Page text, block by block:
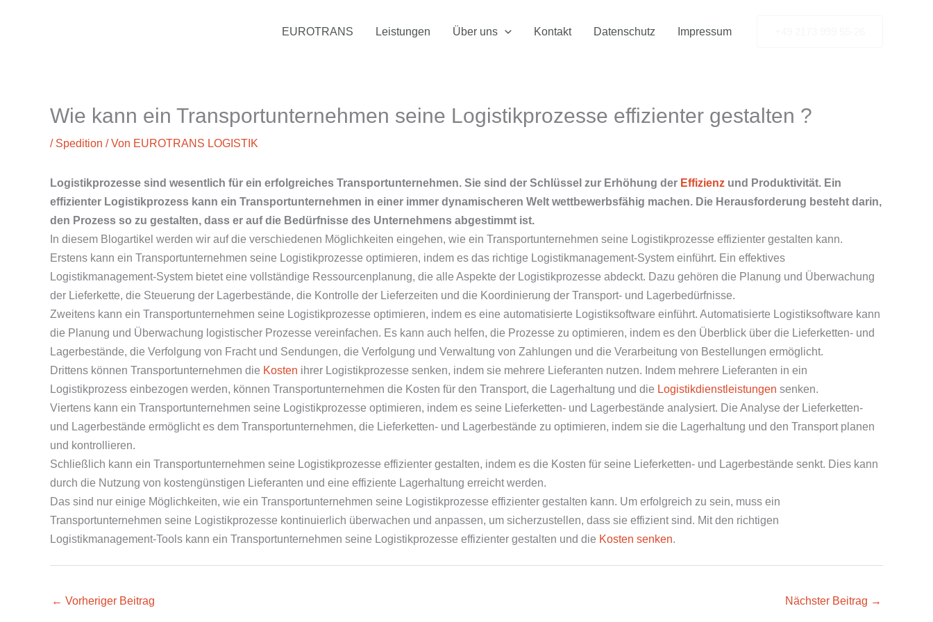
EUROTRANS Leistungen Über uns Kontakt Datenschutz Impressum
Wie kann ein Transportunternehmen seine Logistikprozesse effizienter gestalten ?
/ Spedition / Von EUROTRANS LOGISTIK
Logistikprozesse sind wesentlich für ein erfolgreiches Transportunternehmen. Sie sind der Schlüssel zur Erhöhung der Effizienz und Produktivität. Ein
effizienter Logistikprozess kann ein Transportunternehmen in einer immer dynamischeren Welt wettbewerbsfähig machen. Die Herausforderung besteht darin,
den Prozess so zu gestalten, dass er auf die Bedürfnisse des Unternehmens abgestimmt ist.
In diesem Blogartikel werden wir auf die verschiedenen Möglichkeiten eingehen, wie ein Transportunternehmen seine Logistikprozesse effizienter gestalten kann.
Erstens kann ein Transportunternehmen seine Logistikprozesse optimieren, indem es das richtige Logistikmanagement-System einführt. Ein effektives
Logistikmanagement-System bietet eine vollständige Ressourcenplanung, die alle Aspekte der Logistikprozesse abdeckt. Dazu gehören die Planung und Überwachung
der Lieferkette, die Steuerung der Lagerbestände, die Kontrolle der Lieferzeiten und die Koordinierung der Transport- und Lagerbedürfnisse.
Zweitens kann ein Transportunternehmen seine Logistikprozesse optimieren, indem es eine automatisierte Logistiksoftware einführt. Automatisierte Logistiksoftware kann
die Planung und Überwachung logistischer Prozesse vereinfachen. Es kann auch helfen, die Prozesse zu optimieren, indem es den Überblick über die Lieferketten- und
Lagerbestände, die Verfolgung von Fracht und Sendungen, die Verfolgung und Verwaltung von Zahlungen und die Verarbeitung von Bestellungen ermöglicht.
Drittens können Transportunternehmen die Kosten ihrer Logistikprozesse senken, indem sie mehrere Lieferanten nutzen. Indem mehrere Lieferanten in ein
Logistikprozess einbezogen werden, können Transportunternehmen die Kosten für den Transport, die Lagerhaltung und die Logistikdienstleistungen senken.
Viertens kann ein Transportunternehmen seine Logistikprozesse optimieren, indem es seine Lieferketten- und Lagerbestände analysiert. Die Analyse der Lieferketten-
und Lagerbestände ermöglicht es dem Transportunternehmen, die Lieferketten- und Lagerbestände zu optimieren, indem sie die Lagerhaltung und den Transport planen
und kontrollieren.
Schließlich kann ein Transportunternehmen seine Logistikprozesse effizienter gestalten, indem es die Kosten für seine Lieferketten- und Lagerbestände senkt. Dies kann
durch die Nutzung von kostengünstigen Lieferanten und eine effiziente Lagerhaltung erreicht werden.
Das sind nur einige Möglichkeiten, wie ein Transportunternehmen seine Logistikprozesse effizienter gestalten kann. Um erfolgreich zu sein, muss ein
Transportunternehmen seine Logistikprozesse kontinuierlich überwachen und anpassen, um sicherzustellen, dass sie effizient sind. Mit den richtigen
Logistikmanagement-Tools kann ein Transportunternehmen seine Logistikprozesse effizienter gestalten und die Kosten senken.
← Vorheriger Beitrag Nächster Beitrag →